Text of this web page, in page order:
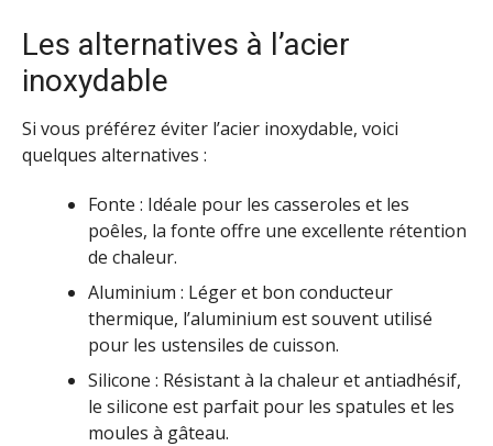
Les alternatives à l’acier
inoxydable
Si vous préférez éviter l’acier inoxydable, voici
quelques alternatives :
Fonte : Idéale pour les casseroles et les
poêles, la fonte offre une excellente rétention
de chaleur.
Aluminium : Léger et bon conducteur
thermique, l’aluminium est souvent utilisé
pour les ustensiles de cuisson.
Silicone : Résistant à la chaleur et antiadhésif,
le silicone est parfait pour les spatules et les
moules à gâteau.